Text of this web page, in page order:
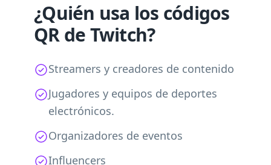
¿Quién usa los códigos
QR de Twitch?
Streamers y creadores de contenido
Jugadores y equipos de deportes
electrónicos.
Organizadores de eventos
Influencers